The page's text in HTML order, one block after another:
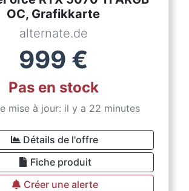
OC, Grafikkarte
alternate.de
999 €
Pas en stock
mise à jour: il y a 22 minutes
Détails de l'offre
Fiche produit
Créer une alerte